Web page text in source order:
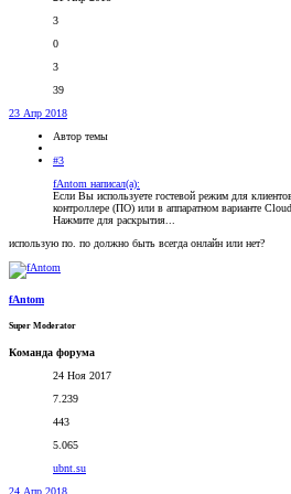
3
0
3
39
23 Апр 2018
Автор темы
#3
fAntom написал(а):
Если Вы используете гостевой режим для
контроллере (ПО) или в аппаратном варианте
Нажмите для раскрытия...
использую по. по должно быть всегда онлайн или нет?
fAntom
Super Moderator
Команда форума
24 Ноя 2017
7.239
443
5.065
ubnt.su
24 Апр 2018